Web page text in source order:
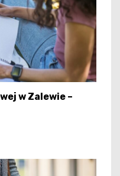
w Zalewie –